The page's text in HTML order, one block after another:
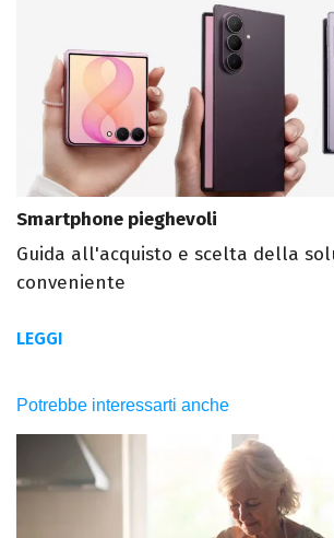
Smartphone pieghevoli
Guida all'acquisto e scelta della
conveniente
LEGGI